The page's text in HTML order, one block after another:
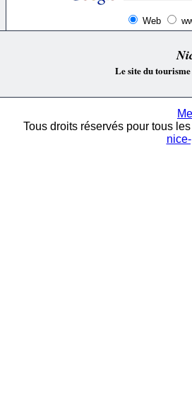
Web
Le site du
Tous droits réservés pour tous